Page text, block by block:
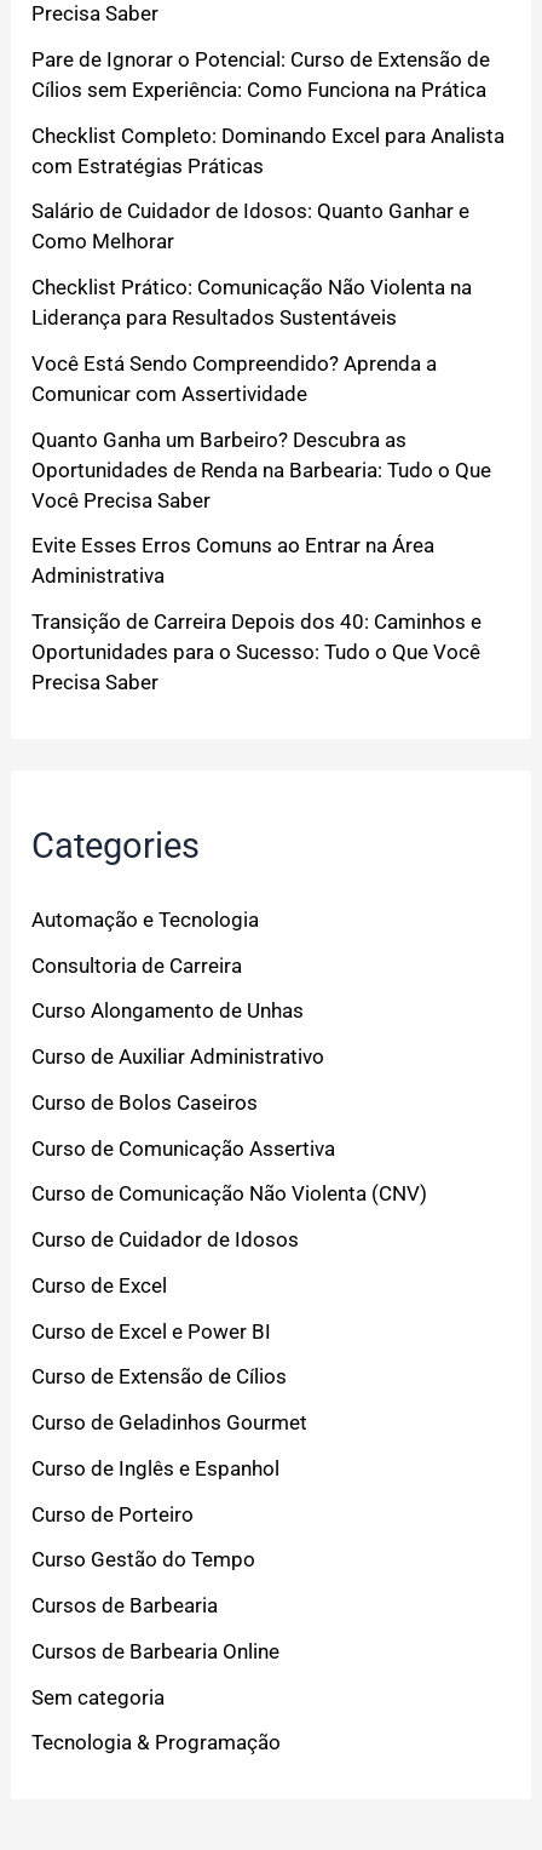
Precisa Saber
Pare de Ignorar o Potencial: Curso de Extensão de
Cílios sem Experiência: Como Funciona na Prática
Checklist Completo: Dominando Excel para Analista
com Estratégias Práticas
Salário de Cuidador de Idosos: Quanto Ganhar e
Como Melhorar
Checklist Prático: Comunicação Não Violenta na
Liderança para Resultados Sustentáveis
Você Está Sendo Compreendido? Aprenda a
Comunicar com Assertividade
Quanto Ganha um Barbeiro? Descubra as
Oportunidades de Renda na Barbearia: Tudo o Que
Você Precisa Saber
Evite Esses Erros Comuns ao Entrar na Área
Administrativa
Transição de Carreira Depois dos 40: Caminhos e
Oportunidades para o Sucesso: Tudo o Que Você
Precisa Saber
Categories
Automação e Tecnologia
Consultoria de Carreira
Curso Alongamento de Unhas
Curso de Auxiliar Administrativo
Curso de Bolos Caseiros
Curso de Comunicação Assertiva
Curso de Comunicação Não Violenta (CNV)
Curso de Cuidador de Idosos
Curso de Excel
Curso de Excel e Power BI
Curso de Extensão de Cílios
Curso de Geladinhos Gourmet
Curso de Inglês e Espanhol
Curso de Porteiro
Curso Gestão do Tempo
Cursos de Barbearia
Cursos de Barbearia Online
Sem categoria
Tecnologia & Programação